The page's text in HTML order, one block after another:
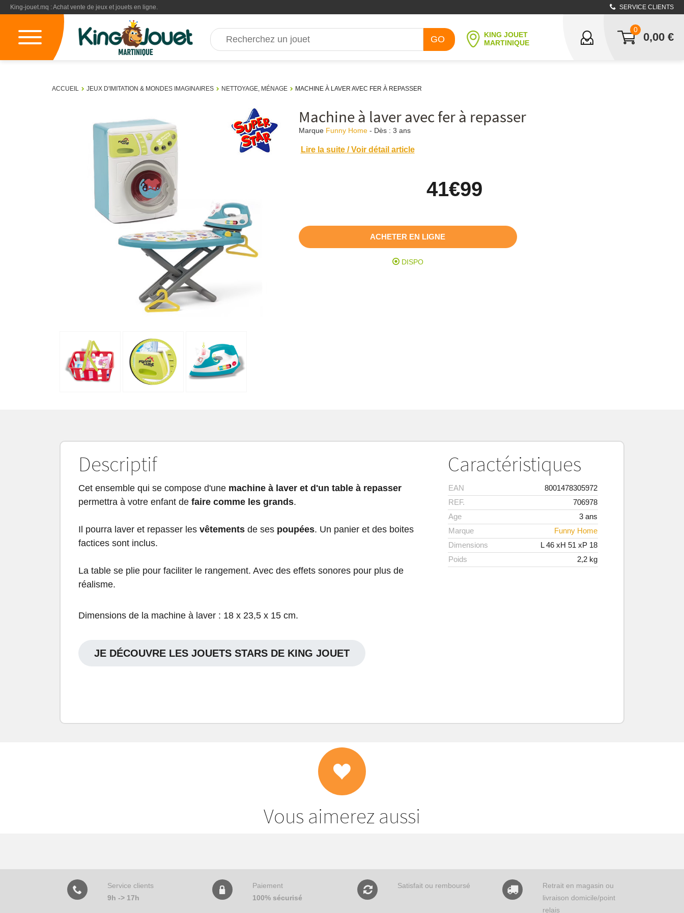
King-jouet.mq : Achat vente de jeux et jouets en ligne. SERVICE CLIENTS
GO
KING JOUET
MARTINIQUE
0
0,00 €
ACCUEIL JEUX D'IMITATION & MONDES IMAGINAIRES NETTOYAGE, MÉNAGE MACHINE À LAVER AVEC FER À REPASSER
Machine à laver avec fer à repasser
Marque Funny Home - Dès :3 ans
Lire la suite / Voir détail article
41€99
ACHETER EN LIGNE
DISPO
Descriptif
Cet ensemble qui se compose d'une machine à laver et d'un table à repasser
permettra à votre enfant de faire comme les grands.
Il pourra laver et repasser les vêtements de ses poupées. Un panier et des boites
factices sont inclus.
La table se plie pour faciliter le rangement. Avec des effets sonores pour plus de
réalisme.
Dimensions de la machine à laver : 18 x 23,5 x 15 cm.
JE DÉCOUVRE LES JOUETS STARS DE KING JOUET
Caractéristiques
EAN
8001478305972
REF.
706978
Age
3 ans
Marque
Funny Home
Dimensions
L46xH 51 xP 18
Poids
2,2kg
Vous aimerez aussi
Service clients
9h -> 17h
Paiement
100% sécurisé
Satisfait ou remboursé
Retrait en magasin ou
livraison domicile/point
relais